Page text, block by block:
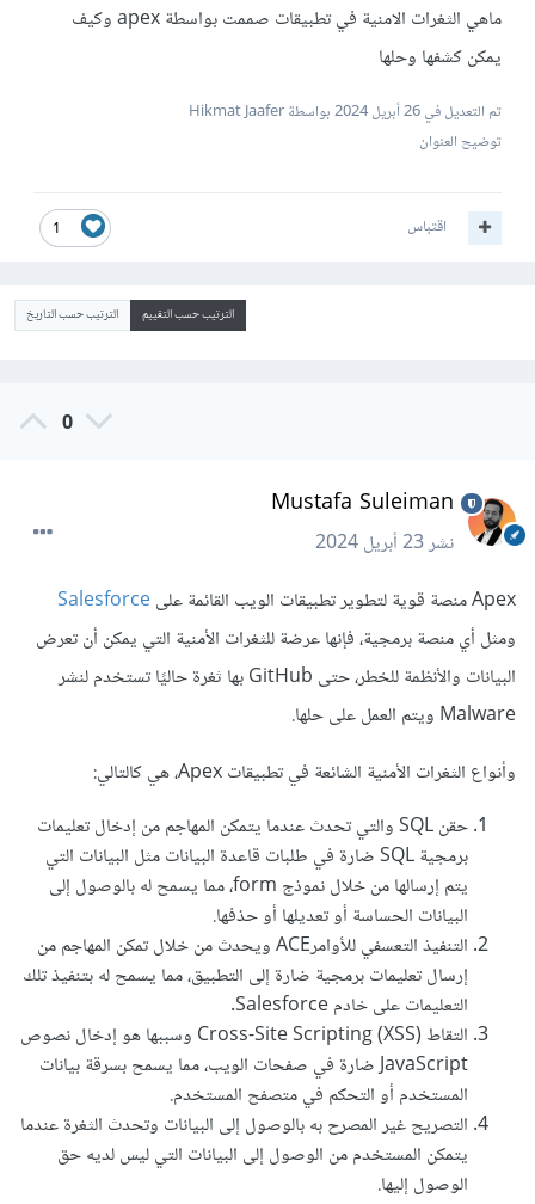
ماهي الثغرات الامنية في تطبيقات صممت بواسطة apex وكيف
يمكن كشفها وحلها
تم التعديل في26 أبريل 2024
بواسطة Hikmat Jaafer
توضيح العنوان
1 اقتباس
الترتيب حسب التقييم الترتيب حسب التاريخ
0
Mustafa Suleiman
نشر23 أبريل 2024
Apex منصة قوية لتطوير تطبيقات الويب القائمة على
Salesforce
ومثل أي منصة برمجية، فإنها عرضة للثغرات الأمنية التي يمكن أن تعرض
البيانات والأنظمة للخطر، حتى GitHub بها ثغرة حاليًا تستخدم لنشر
Malware ويتم العمل على حلها.
وأنواع الثغرات الأمنية الشائعة في تطبيقات Apex، هي كالتالي:
حقن SQL والتي تحدث عندما يتمكن المهاجم من إدخال تعليمات
برمجية SQL ضارة في طلبات قاعدة البيانات مثل البيانات التي
يتم إرسالها من خلال نموذج form، مما يسمح له بالوصول إلى
البيانات الحساسة أو تعديلها أو حذفها.
التنفيذ التعسفي للأوامرACE ويحدث من خلال تمكن المهاجم من
إرسال تعليمات برمجية ضارة إلى التطبيق، مما يسمح له بتنفيذ تلك
التعليمات على خادم Salesforce.
التقاط Cross-Site Scripting (XSS) وسببها هو إدخال نصوص
JavaScript ضارة في صفحات الويب، مما يسمح بسرقة بيانات
المستخدم أو التحكم في متصفح المستخدم.
التصريح غير المصرح به بالوصول إلى البيانات وتحدث الثغرة عندما
يتمكن المستخدم من الوصول إلى البيانات التي ليس لديه حق
الوصول إليها.